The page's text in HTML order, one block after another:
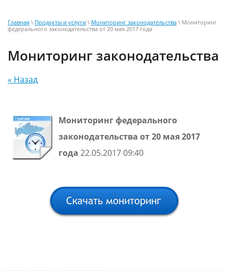
Главная \ Продукты и услуги \ Мониторинг законодательства \ Мониторинг
федерального законодательства от 20 мая 2017 года
Мониторинг законодательства
« Назад
Мониторинг федерального
законодательства от 20 мая 2017
года 22.05.2017 09:40